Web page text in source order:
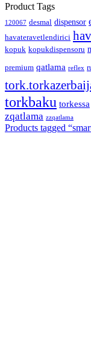
Product Tags
120067 desmal dispensor
havateravetlendirici
kopuk kopukdispensoru
premium qatlama reflex
torkbaku torkessa
zqatlama zzqatlama
Products tagged “